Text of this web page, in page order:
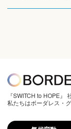
『SWITCH to HOPE』
私たちはボーダレス・グ